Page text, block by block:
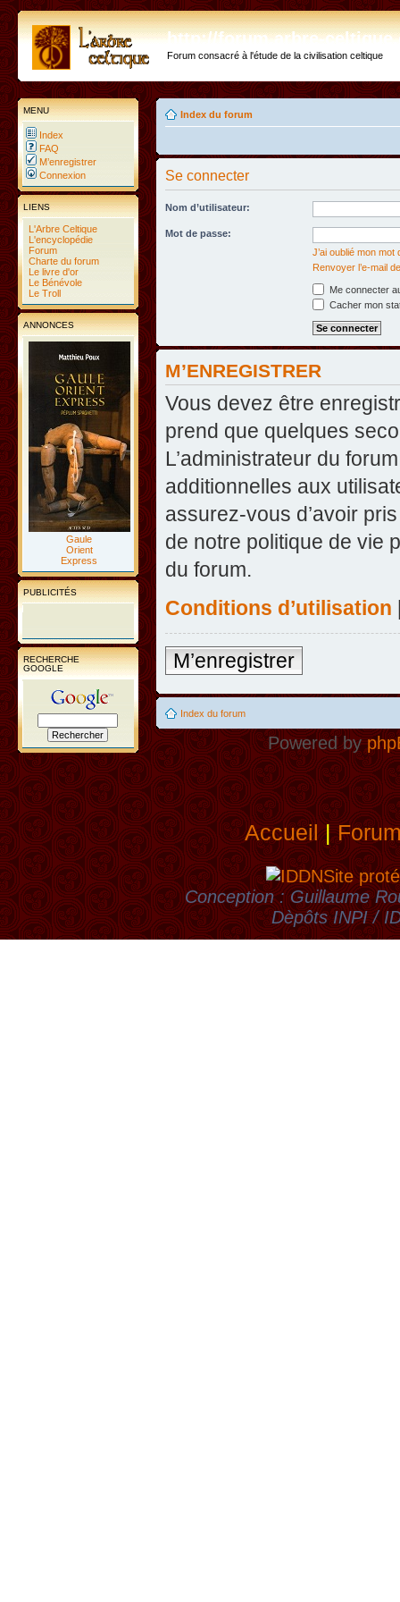
http://forum.arbre-
Forum consacré à l'étude de la civilisation celtique
MENU
Index
FAQ
M’enregistrer
Connexion
LIENS
L'Arbre Celtique
L'encyclopédie
Forum
Charte du forum
Le livre d'or
Le Bénévole
Le Troll
ANNONCES
Gaule
Orient
Express
PUBLICITÉS
RECHERCHE
GOOGLE
Index du forum
Se connecter
Nom d’utilisateur:
Mot de passe:
J’ai oublié mon mot
Renvoyer l’e-mail
Me connecter
Cacher mon
M’ENREGISTRER
Vous devez être
prend que quelques
L’administrateur du
additionnelles aux
assurez-vous d’avoir
de notre politique de vie
du forum.
Conditions d’utilisation
M’enregistrer
Index du forum
Powered by
Accueil|
Site
Conception : Guillaume
Dèpôts INPI /